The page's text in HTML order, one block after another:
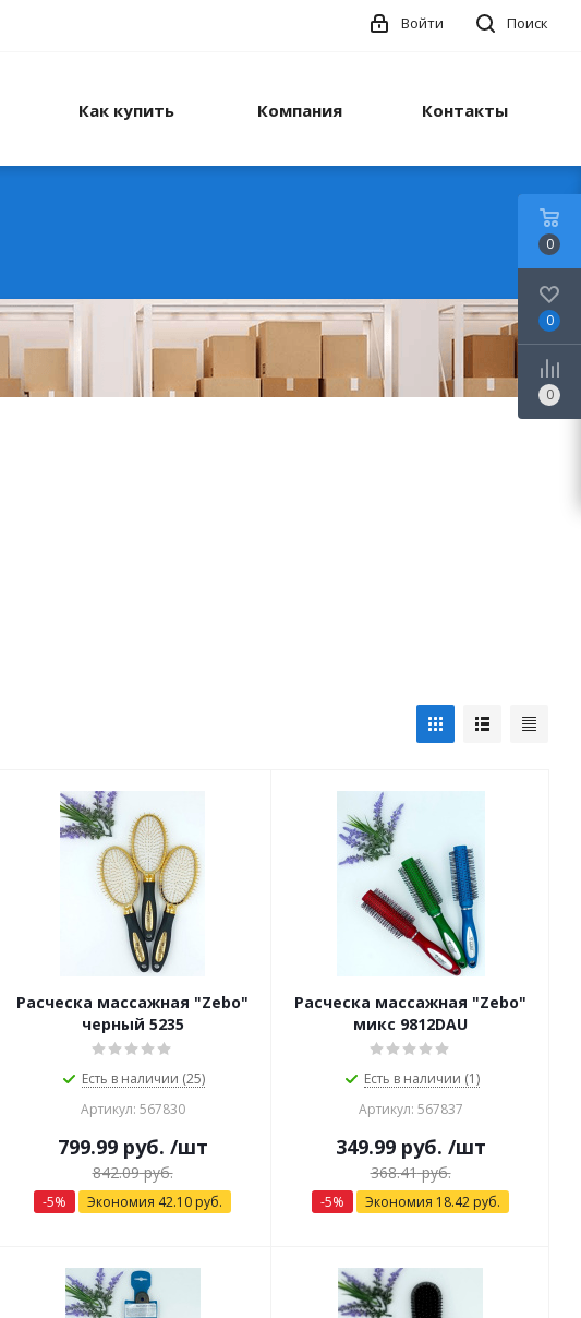
Поиск
Войти
Как купить Компания Контакты
Расческа массажная "Zebo"
черный 5235
Есть в наличии (25)
Артикул: 567830
799.99руб. /шт
842.09руб.
-5% Экономия 42.10 руб.
Расческа массажная "Zebo"
микс 9812DAU
Есть в наличии (1)
Артикул: 567837
349.99руб. /шт
368.41руб.
-5% Экономия 18.42 руб.
0
0
0